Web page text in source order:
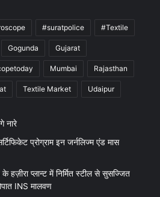
#suratpolice #Textile
Gogunda Gujarat
Mumbai Rajasthan
Textile Market Udaipur
नारे
प्रोग्राम इन जर्नलिज्म एंड मास
प्लान्ट में निर्मित स्टील से सुसज्जित
INS मालवण